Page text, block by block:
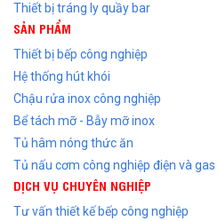
Thiết bị tráng ly quầy bar
SẢN PHẨM
Thiết bị bếp công nghiệp
Hệ thống hút khói
Chậu rửa inox công nghiệp
Bể tách mỡ - Bẫy mỡ inox
Tủ hâm nóng thức ăn
Tủ nấu cơm công nghiệp điện và gas
DỊCH VỤ CHUYÊN NGHIỆP
Tư vấn thiết kế bếp công nghiệp